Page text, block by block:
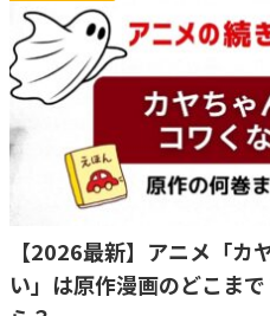
【2026最新】アニメ「カ
い」は原作漫画のどこま